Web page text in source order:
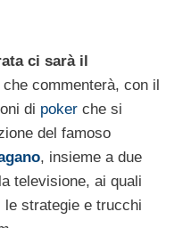
ci sarà il
che commenterà, con il
di poker che si
del famoso
, insieme a due
televisione, ai quali
strategie e trucchi